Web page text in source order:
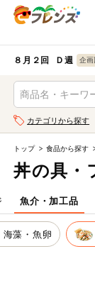
ログイン
生協加入はこちら
登録から開始まで
８月２回 Ｄ週
食品
から探す
果物
野菜
肉・ハム・ソ
ーセージ
魚介・加工品
米・雑穀など
カテゴリから探す
検索条件を指定
も検索できます
キーワード
キーワードを
メーカー名
トップ 食品から探す
丼の具・
魚介・加工品
海藻・魚卵